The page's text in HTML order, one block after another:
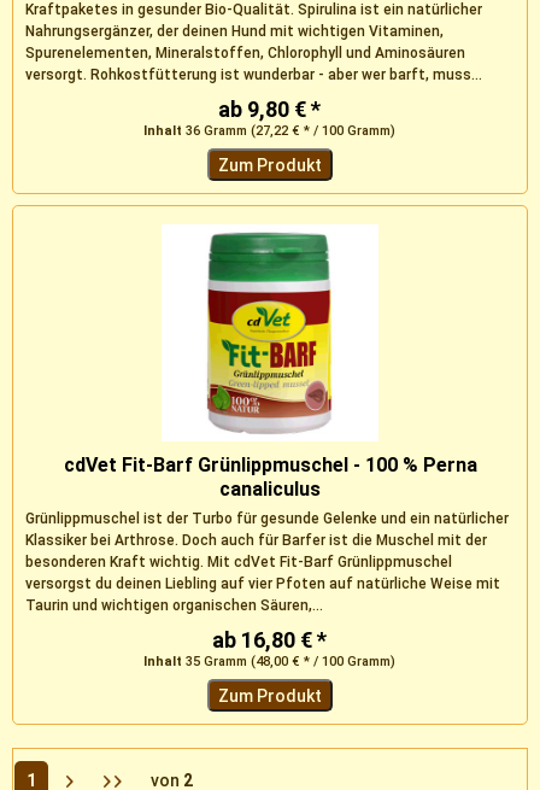
Kraftpaketes in gesunder Bio-Qualität. Spirulina ist ein natürlicher
Nahrungsergänzer, der deinen Hund mit wichtigen Vitaminen,
Spurenelementen, Mineralstoffen, Chlorophyll und Aminosäuren
versorgt. Rohkostfütterung ist wunderbar - aber wer barft, muss...
ab 9,80 € *
Inhalt36 Gramm(27,22 € * / 100 Gramm)
Zum Produkt
cdVet Fit-Barf Grünlippmuschel - 100 % Perna
canaliculus
Grünlippmuschel ist der Turbo für gesunde Gelenke und ein natürlicher
Klassiker bei Arthrose. Doch auch für Barfer ist die Muschel mit der
besonderen Kraft wichtig. Mit cdVet Fit-Barf Grünlippmuschel
versorgst du deinen Liebling auf vier Pfoten auf natürliche Weise mit
Taurin und wichtigen organischen Säuren,...
ab 16,80 € *
Inhalt35 Gramm(48,00 € * / 100 Gramm)
Zum Produkt
1 von 2